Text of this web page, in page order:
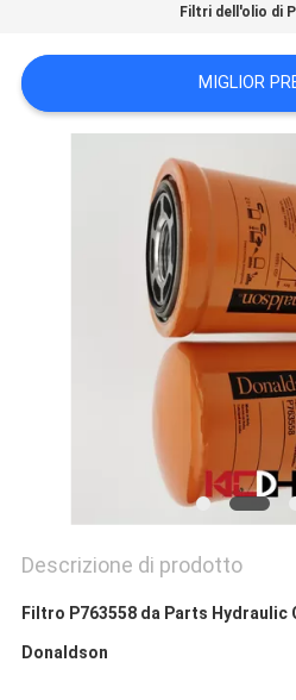
Filtri dell'olio di
MIGLIOR
Descrizione di prodotto
Filtro P763558 da Parts
Donaldson